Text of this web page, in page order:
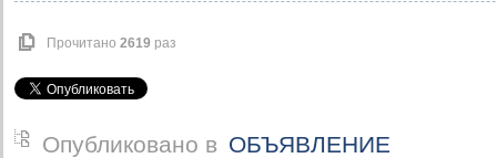
Прочитано 2619 раз
Опубликовано в ОБЪЯВЛЕНИЕ